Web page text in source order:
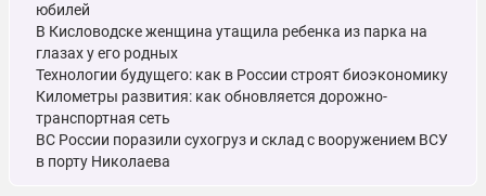
юбилей
В Кисловодске женщина утащила ребенка из парка на
глазах у его родных
Технологии будущего: как в России строят биоэкономику
Километры развития: как обновляется дорожно-
транспортная сеть
ВС России поразили сухогруз и склад с вооружением ВСУ
в порту Николаева